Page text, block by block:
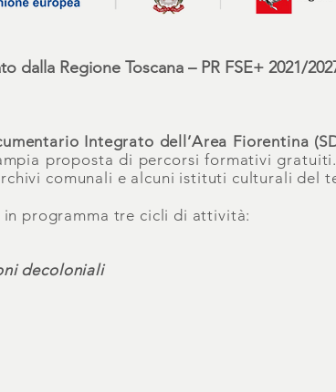
dalla Regione Toscana – PR FSE+ 2021/
Integrato dell’Area Fiorentina
proposta di percorsi formativi
comunali e alcuni istituti culturali del
programma tre cicli di attività:
decoloniali